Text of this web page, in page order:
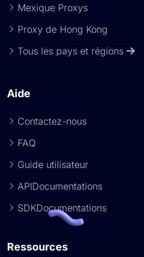
Mexique Proxys
Proxy de Hong Kong
Tous les pays et régions
Aide
Contactez-nous
FAQ
Guide utilisateur
APIDocumentations
SDKDocumentations
Ressources